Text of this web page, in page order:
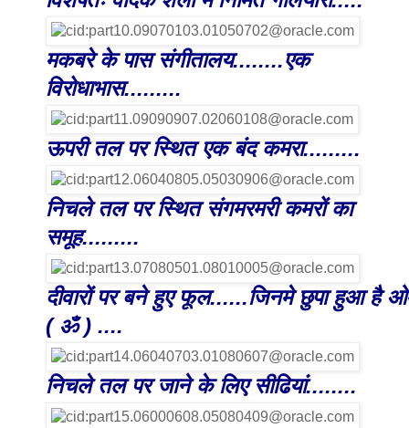
मकबरे के पास संगीतालय........एक
विरोधाभास.........
ऊपरी तल पर स्थित एक बंद कमरा.........
निचले तल पर स्थित संगमरमरी कमरों का
समूह.........
दीवारों पर बने हुए फूल......जिनमे छुपा हुआ है
( ॐ ) ....
निचले तल पर जाने के लिए सीढियां........